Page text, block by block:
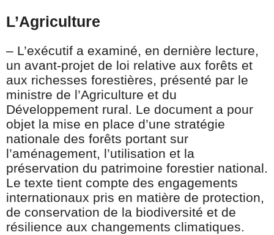
L’Agriculture
– L’exécutif a examiné, en dernière lecture,
un avant-projet de loi relative aux forêts et
aux richesses forestières, présenté par le
ministre de l’Agriculture et du
Développement rural. Le document a pour
objet la mise en place d’une stratégie
nationale des forêts portant sur
l’aménagement, l’utilisation et la
préservation du patrimoine forestier national.
Le texte tient compte des engagements
internationaux pris en matière de protection,
de conservation de la biodiversité et de
résilience aux changements climatiques.